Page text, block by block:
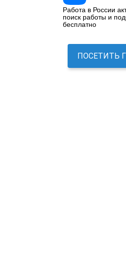
Работа в России
поиск работы и
бесплатно
ПОСЕТИТЬ